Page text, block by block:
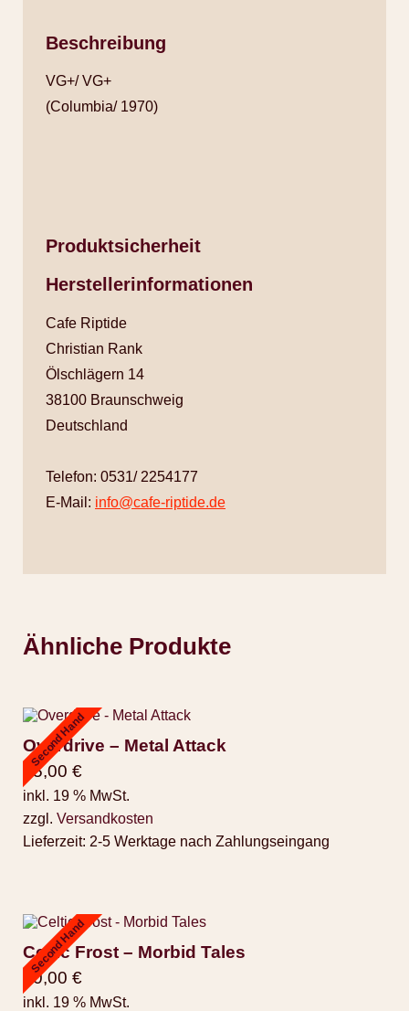
Beschreibung
VG+/ VG+
(Columbia/ 1970)
Produktsicherheit
Herstellerinformationen
Cafe Riptide
Christian Rank
Ölschlägern 14
38100 Braunschweig
Deutschland
Telefon: 0531/ 2254177
E-Mail: info@cafe-riptide.de
Ähnliche Produkte
Second Hand
Overdrive – Metal Attack
25,00 €
inkl. 19 % MwSt.
zzgl. Versandkosten
Lieferzeit: 2-5 Werktage nach Zahlungseingang
Second Hand
Celtic Frost – Morbid Tales
90,00 €
inkl. 19 % MwSt.